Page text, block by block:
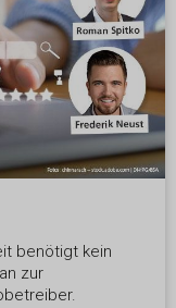
benötigt kein
zur